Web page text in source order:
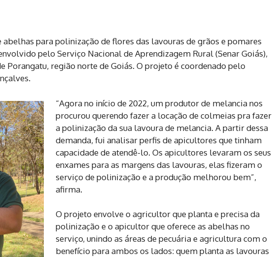
para polinização de flores das lavouras de grãos e pomares
pelo Serviço Nacional de Aprendizagem Rural (Senar Goiás),
Porangatu, região norte de Goiás. O projeto é coordenado pelo
“Agora no início de 2022, um produtor de melancia nos
procurou querendo fazer a locação de colmeias pra fazer
a polinização da sua lavoura de melancia. A partir dessa
demanda, fui analisar perfis de apicultores que tinham
capacidade de atendê-lo. Os apicultores levaram os seus
enxames para as margens das lavouras, elas fizeram o
serviço de polinização e a produção melhorou bem”,
afirma.
O projeto envolve o agricultor que planta e precisa da
polinização e o apicultor que oferece as abelhas no
serviço, unindo as áreas de pecuária e agricultura com o
benefício para ambos os lados: quem planta as lavouras